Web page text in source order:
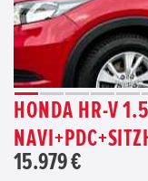
HONDA HR-V
15.979 €